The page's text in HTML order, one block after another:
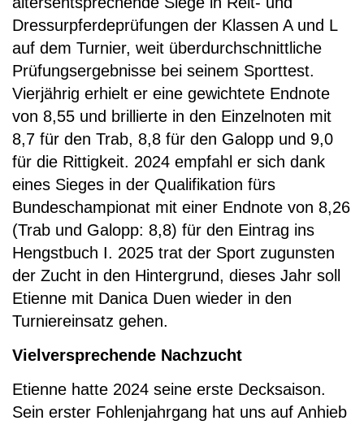
Dressurpferdeprüfungen der Klassen A und L
auf dem Turnier, weit überdurchschnittliche
Prüfungsergebnisse bei seinem Sporttest.
Vierjährig erhielt er eine gewichtete Endnote
von 8,55 und brillierte in den Einzelnoten mit
8,7 für den Trab, 8,8 für den Galopp und 9,0
für die Rittigkeit. 2024 empfahl er sich dank
eines Sieges in der Qualifikation fürs
Bundeschampionat mit einer Endnote von 8,26
(Trab und Galopp: 8,8) für den Eintrag ins
Hengstbuch I. 2025 trat der Sport zugunsten
der Zucht in den Hintergrund, dieses Jahr soll
Etienne mit Danica Duen wieder in den
Turniereinsatz gehen.
Vielversprechende Nachzucht
Etienne hatte 2024 seine erste Decksaison.
Sein erster Fohlenjahrgang hat uns auf Anhieb